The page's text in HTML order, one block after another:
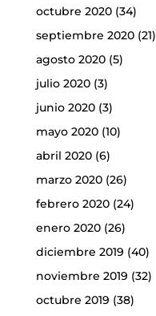
octubre 2020(34)
septiembre 2020(21)
agosto 2020(5)
julio 2020(3)
junio 2020(3)
mayo 2020(10)
abril 2020(6)
marzo 2020(26)
febrero 2020(24)
enero 2020(26)
diciembre 2019 (40)
noviembre 2019 (32)
octubre 2019 (38)